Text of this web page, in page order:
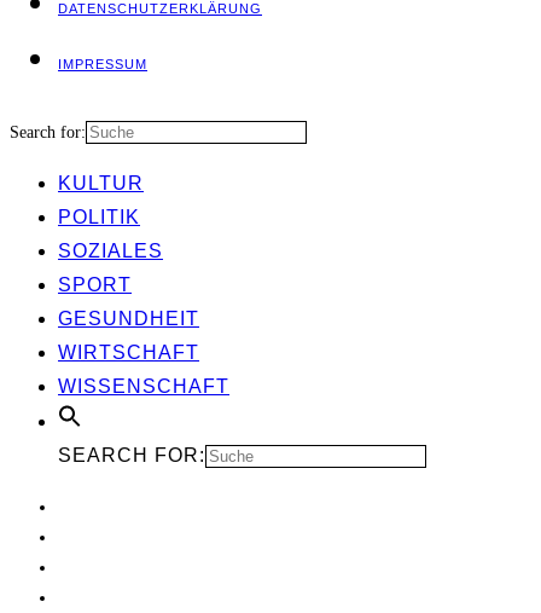
DATEN­SCHUTZ­ER­KLÄ­RUNG
IMPRES­SUM
Search for:
KUL­TUR
POLI­TIK
SOZIA­LES
SPORT
GESUND­HEIT
WIRT­SCHAFT
WIS­SEN­SCHAFT
SEARCH FOR: